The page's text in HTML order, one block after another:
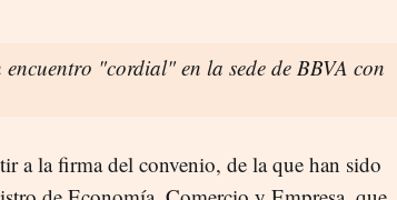
"cordial" en la sede de BBVA con
a la firma del convenio, de la que han sido